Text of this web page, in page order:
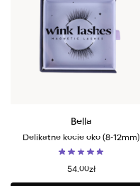
Bella
Delikatne kocie oko (8-12mm)
54.00zł